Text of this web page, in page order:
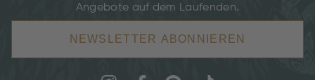
Angebote auf dem Laufenden.
NEWSLETTER ABONNIEREN